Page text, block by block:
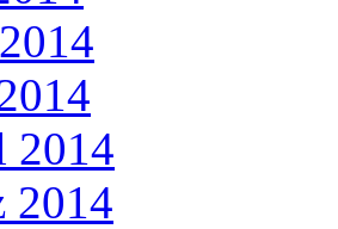
2014
2014